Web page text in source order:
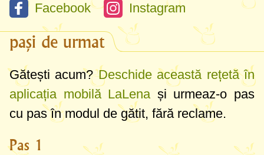
Facebook Instagram
pași de urmat
Gătești acum?Deschide această rețetă în
aplicația mobilă LaLenași urmeaz-o pas
cu pas în modul de gătit, fără reclame.
Pas 1